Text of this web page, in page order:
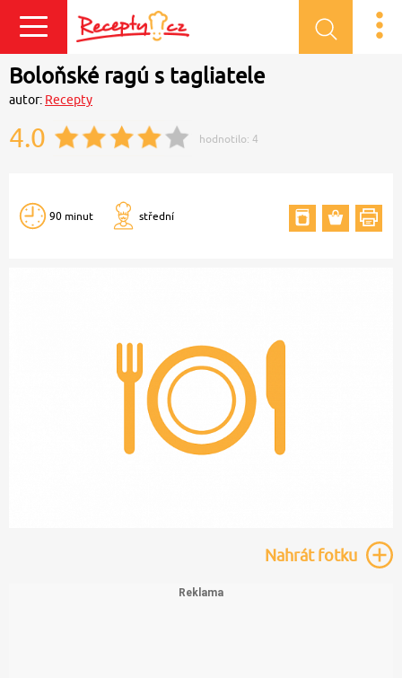
Přihlásit se
Boloňské ragú s tagliatele
autor: Recepty
4.0 hodnotilo: 4
90 minut střední
Nahrátfotku